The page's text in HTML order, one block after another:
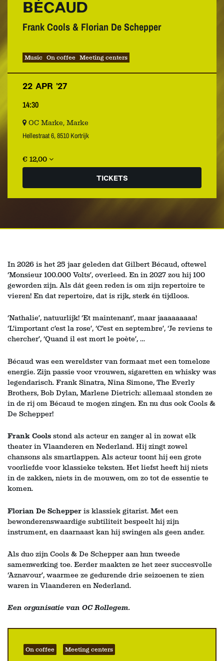
BÉCAUD
Frank Cools & Florian De Schepper
Music On coffee Meeting centers
22 APR ’27
14:30
OC Marke, Marke
Hellestraat 6, 8510 Kortrijk
€ 12,00
TICKETS
In 2026 is het 25 jaar geleden dat Gilbert Bécaud, oftewel
‘Monsieur 100.000 Volts’, overleed. En in 2027 zou hij 100
geworden zijn. Als dát geen reden is om zijn repertoire te
vieren! En dat repertoire, dat is rijk, sterk én tijdloos.
‘Nathalie’, natuurlijk! ‘Et maintenant’, maar jaaaaaaaaa!
‘L’important c’est la rose’, ‘C’est en septembre’, ‘Je reviens te
chercher’, ‘Quand il est mort le poète’, …
Bécaud was een wereldster van formaat met een tomeloze
energie. Zijn passie voor vrouwen, sigaretten en whisky was
legendarisch. Frank Sinatra, Nina Simone, The Everly
Brothers, Bob Dylan, Marlene Dietrich: allemaal stonden ze
in de rij om Bécaud te mogen zingen. En nu dus ook Cools &
De Schepper!
Frank Cools stond als acteur en zanger al in zowat elk
theater in Vlaanderen en Nederland. Hij zingt zowel
chansons als smartlappen. Als acteur toont hij een grote
voorliefde voor klassieke teksten. Het liefst heeft hij niets
in de zakken, niets in de mouwen, om zo tot de essentie te
komen.
Florian De Schepper is klassiek gitarist. Met een
bewonderenswaardige subtiliteit bespeelt hij zijn
instrument, en daarnaast kan hij swingen als geen ander.
Als duo zijn Cools & De Schepper aan hun tweede
samenwerking toe. Eerder maakten ze het zeer succesvolle
‘Aznavour’, waarmee ze gedurende drie seizoenen te zien
waren in Vlaanderen en Nederland.
Een organisatie van OC Rollegem.
On coffee Meeting centers